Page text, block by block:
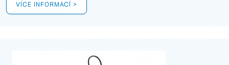
VÍCE INFORMACÍ >